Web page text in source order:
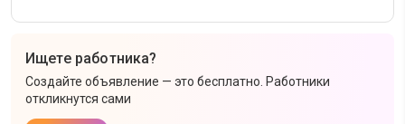
Ищете работника?
Создайте объявление — это бесплатно. Работники
откликнутся сами